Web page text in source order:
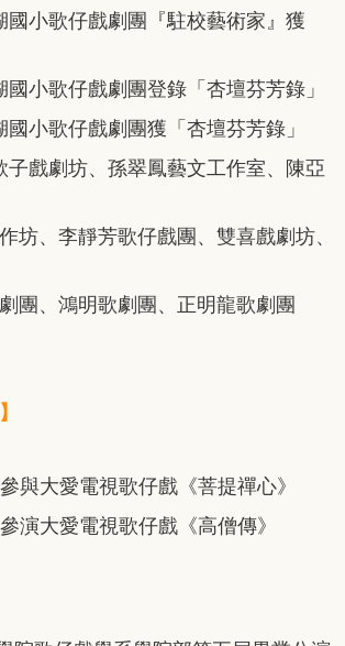
國小歌仔戲劇團『駐校藝術家』獲
國小歌仔戲劇團登錄「杏壇芬芳錄」
國小歌仔戲劇團獲「杏壇芬芳錄」
子戲劇坊、孫翠鳳藝文工作室、陳亞
坊、李靜芳歌仔戲團、雙喜戲劇坊、
團、鴻明歌劇團、正明龍歌劇團
與大愛電視歌仔戲《菩提禪心》
演大愛電視歌仔戲《高僧傳》